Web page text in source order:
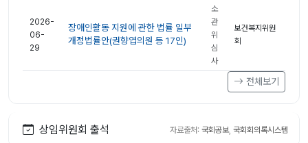
2026-
06-
29
장애인활동 지원에 관한 법률 일부
개정법률안(권향엽의원 등 17인)
소
관
위
심
사
보건복지위원
회
전체보기
상임위원회 출석 자료출처: 국회공보, 국회회의록시스템